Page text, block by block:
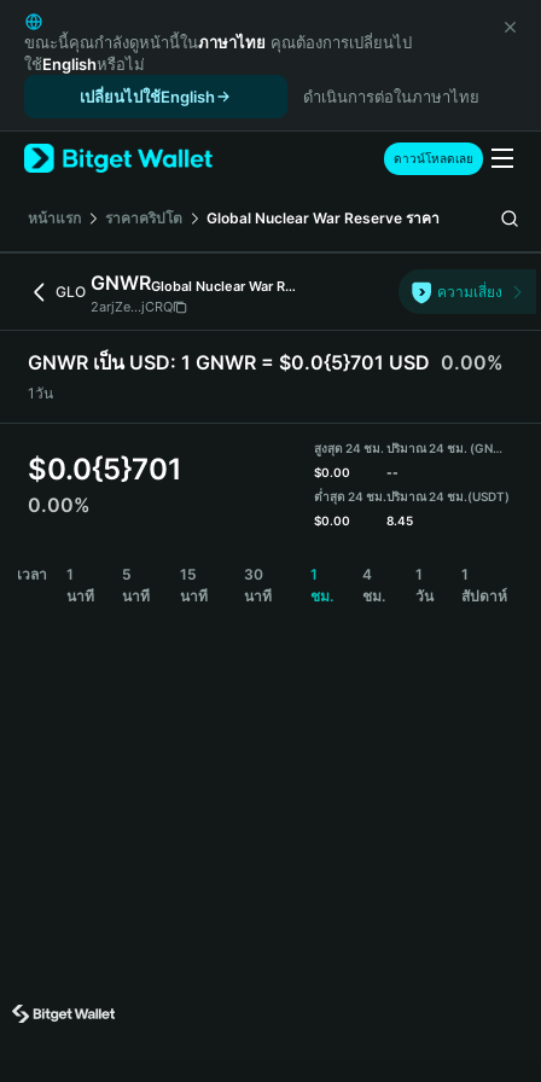
English
日本語
Tiếng Việt
Español (Latinoamérica)
Türkçe
Français
Deutsch
繁體中文
Português (Portugal)
Bahasa Indonesia
ภาษาไทย
हिन्दी
Español
Português (Brasil)
ขณะนี้คุณกำลังดูหน้านี้ในภาษาไทย คุณต้องการเปลี่ยนไป
ใช้Englishหรือไม่
เปลี่ยนไปใช้English
ดำเนินการต่อในภาษาไทย
ดาวน์โหลดเลย
หน้าแรก ราคาคริปโต Global Nuclear War Reserve ราคา
GLO GNWR
Global Nuclear War Reserve
2arjZe...jCRQ
ความเสี่ยง
GNWR เป็น USD: 1 GNWR = $0.0{5}701 USD 0.00%
1วัน
$0.0{5}701
0.00%
สูงสุด 24 ชม.
$0.00
ต่ำสุด 24 ชม.
$0.00
ปริมาณ 24 ชม. (GNWR)
--
ปริมาณ 24 ชม.(USDT)
8.45
เวลา
1
นาที
5
นาที
15
นาที
30
นาที
1
ชม.
4
ชม.
1
วัน
1
สัปดาห์